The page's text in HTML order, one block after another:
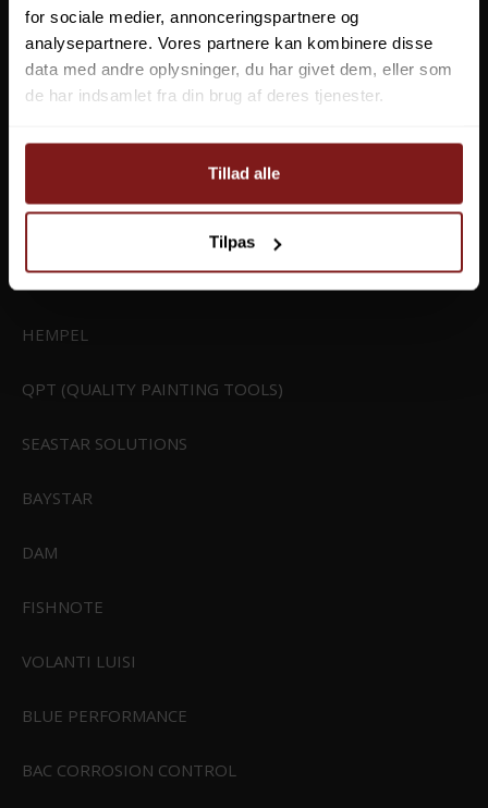
for sociale medier, annonceringspartnere og
analysepartnere. Vores partnere kan kombinere disse
data med andre oplysninger, du har givet dem, eller som
de har indsamlet fra din brug af deres tjenester.
Tillad alle
Tilpas
CIVIVI Baby Banter 2 Purple Aluminum Black Stonewashed Nitro-V
799,00 DKK
X2
TRUE NORTH/TRUENORTH
STA-BIL
HEMPEL
QPT (QUALITY PAINTING TOOLS)
SEASTAR SOLUTIONS
BAYSTAR
DAM
FISHNOTE
VOLANTI LUISI
BLUE PERFORMANCE
BAC CORROSION CONTROL